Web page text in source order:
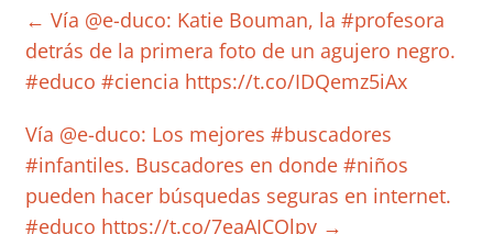
← Vía @e-duco: Katie Bouman, la #profesora
detrás de la primera foto de un agujero negro.
#educo #ciencia https://t.co/IDQemz5iAx
Vía @e-duco: Los mejores #buscadores
#infantiles. Buscadores en donde #niños
pueden hacer búsquedas seguras en internet.
#educo https://t.co/7eaAICQlpv →